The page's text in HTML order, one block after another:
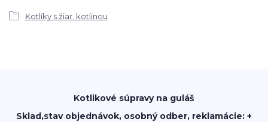
Kotlíky s žiar. kotlinou
Kotlikové súpravy na guláš
Sklad,stav objednávok, osobný odber, reklamácie: +